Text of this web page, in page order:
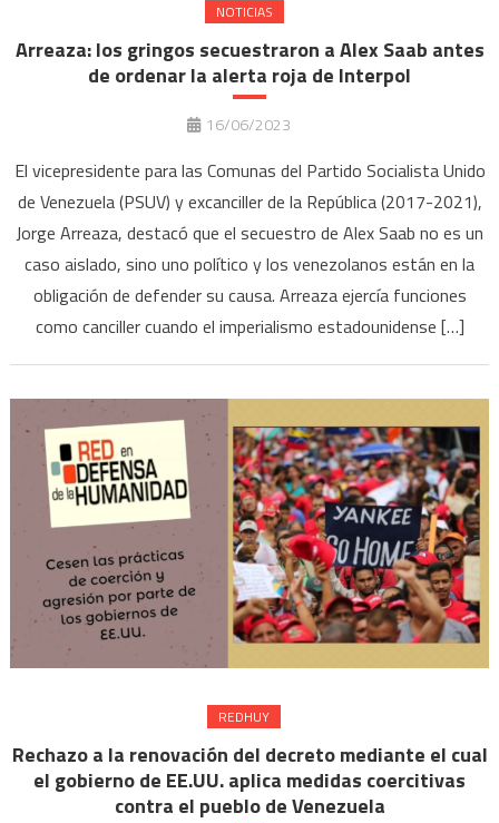
NOTICIAS
Arreaza: los gringos secuestraron a Alex Saab antes
de ordenar la alerta roja de Interpol
16/06/2023
El vicepresidente para las Comunas del Partido Socialista Unido
de Venezuela (PSUV) y excanciller de la República (2017-2021),
Jorge Arreaza, destacó que el secuestro de Alex Saab no es un
caso aislado, sino uno político y los venezolanos están en la
obligación de defender su causa. Arreaza ejercía funciones
como canciller cuando el imperialismo estadounidense […]
REDHUY
Rechazo a la renovación del decreto mediante el cual
el gobierno de EE.UU. aplica medidas coercitivas
contra el pueblo de Venezuela